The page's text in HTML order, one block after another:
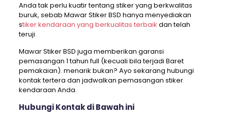
Anda tak perlu kuatir tentang stiker yang berkwalitas
buruk, sebab Mawar Stiker BSD hanya menyediakan
stiker kendaraan yang berkualitas terbaik dan telah
teruji.
Mawar Stiker BSD juga memberikan garansi
pemasangan 1 tahun full (kecuali bila terjadi Baret
pemakaian). menarik bukan? Ayo sekarang hubungi
kontak tertera dan jadwalkan pemasangan stiker
kendaraan Anda.
Hubungi Kontak di Bawah ini